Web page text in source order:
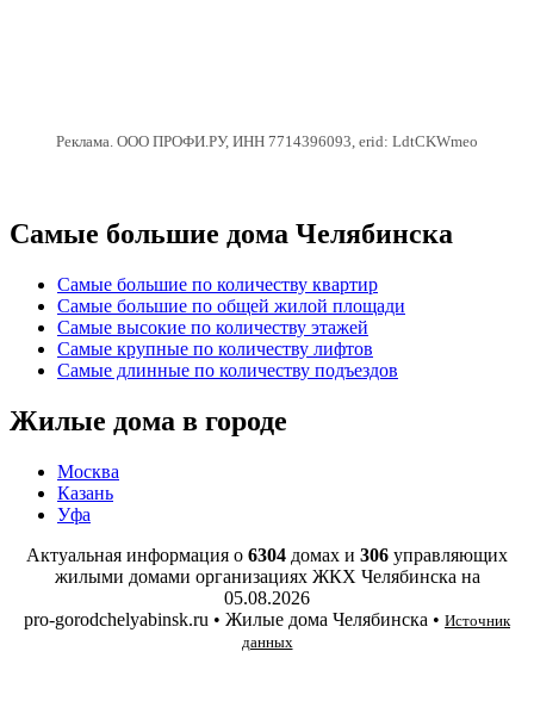
Реклама. ООО ПРОФИ.РУ, ИНН 7714396093, erid: LdtCKWmeo
Самые большие дома Челябинска
Самые большие по количеству квартир
Самые большие по общей жилой площади
Самые высокие по количеству этажей
Самые крупные по количеству лифтов
Самые длинные по количеству подъездов
Жилые дома в городе
Москва
Казань
Уфа
Актуальная информация о 6304 домах и 306 управляющих
жилыми домами организациях ЖКХ Челябинска на
05.08.2026
pro-gorodchelyabinsk.ru • Жилые дома Челябинска • Источник
данных